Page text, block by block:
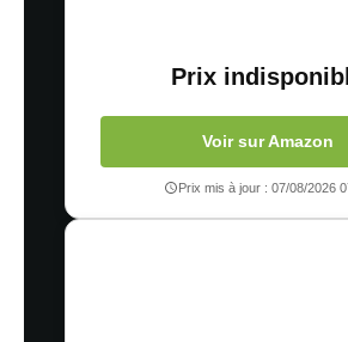
Prix
Voir sur Amazon
Prix mis à jour : 07/08/2026